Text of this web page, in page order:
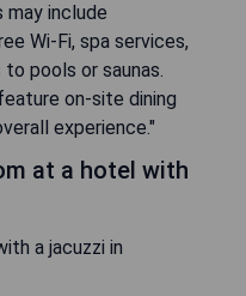
include
Wi-Fi, spa services,
pools or saunas.
on-site dining
experience."
at a hotel with
a jacuzzi in